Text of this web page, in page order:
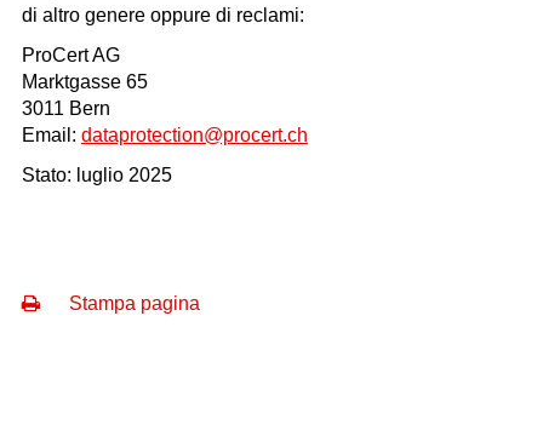
di altro genere oppure di reclami:
ProCert AG
Marktgasse 65
3011 Bern
Email: dataprotection@procert.ch
Stato: luglio 2025
Stampa pagina